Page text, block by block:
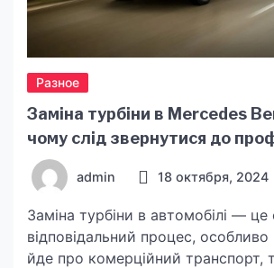
Разное
Заміна турбіни в Mercedes
чому слід звернутися до
admin 18 октября, 2024
Заміна турбіни в автомобілі — це
відповідальний процес,
йде про комерційний транспорт,